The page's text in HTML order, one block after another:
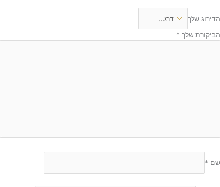
הדירוג שלך
הביקורת שלך *
שם *